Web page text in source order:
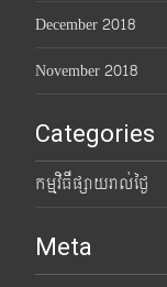
December 2018
November 2018
Categories
កម្មវិធីផ្សាយរាល់ថ្ងៃ
Meta